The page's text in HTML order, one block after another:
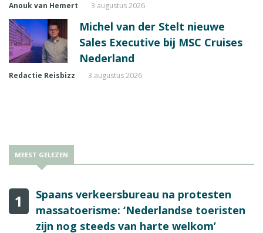
Anouk van Hemert 3 augustus 2026
Michel van der Stelt nieuwe
Sales Executive bij MSC Cruises
Nederland
Redactie Reisbizz 3 augustus 2026
MEEST GELEZEN
1
Spaans verkeersbureau na protesten
massatoerisme: ‘Nederlandse toeristen
zijn nog steeds van harte welkom’